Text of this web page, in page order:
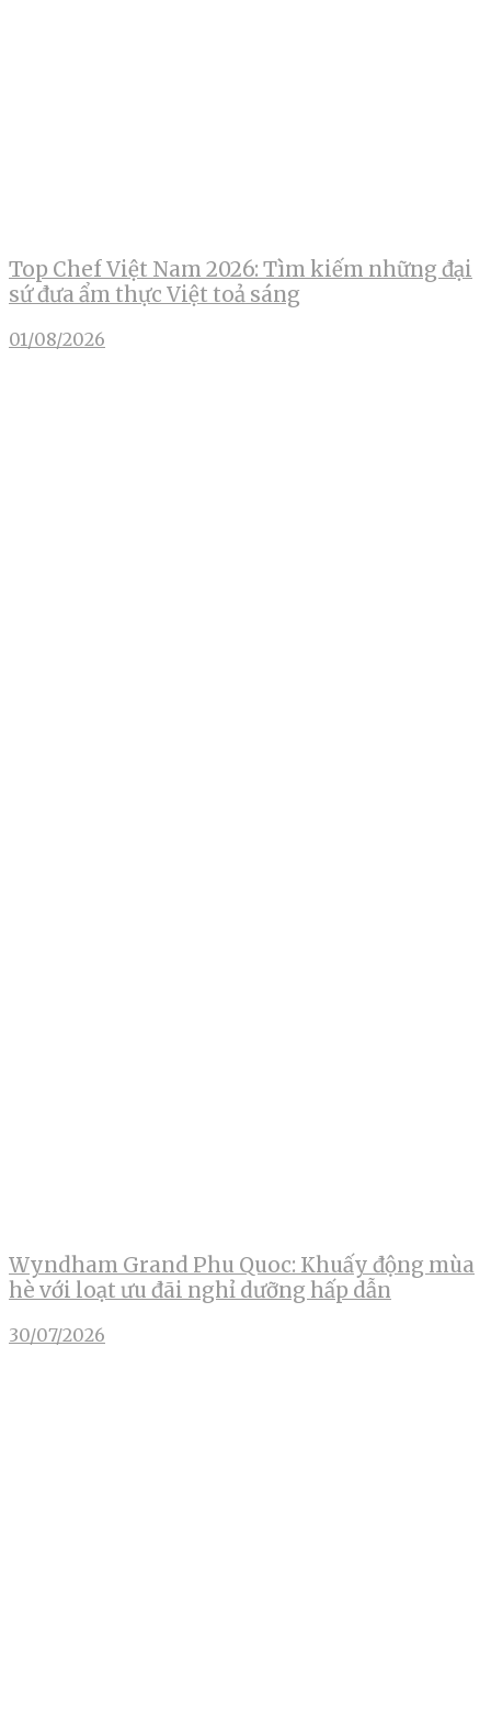
Top Chef Việt Nam 2026: Tìm kiếm những đại
sứ đưa ẩm thực Việt toả sáng
01/08/2026
Wyndham Grand Phu Quoc: Khuấy động mùa
hè với loạt ưu đãi nghỉ dưỡng hấp dẫn
30/07/2026